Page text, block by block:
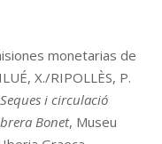
monetarias de
X./RIPOLLÈS, P.
i circulació
Bonet, Museu